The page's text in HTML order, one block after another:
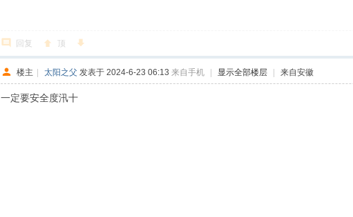
回复 顶
楼主 | 太阳之父 发表于 2024-6-23 06:13 来自手机 | 显示全部楼层 | 来自安徽
一定要安全度汛十